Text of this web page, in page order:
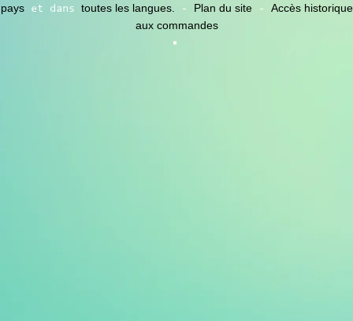
payset dans toutes les langues. - Plan du site- Accès historique
aux commandes